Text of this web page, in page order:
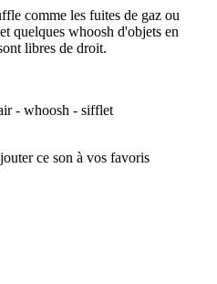
comme les fuites de gaz ou
quelques whoosh d'objets en
libres de droit.
- whoosh - sifflet